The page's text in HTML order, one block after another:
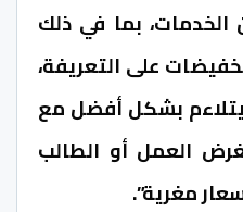
الخدمات، بما في ذلك
على التعريفة،
بشكل أفضل مع
العمل أو الطالب
مغرية”.